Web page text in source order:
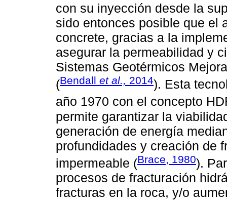
con su inyección desde la
sido entonces posible que el
concrete, gracias a la
asegurar la permeabilidad y
Sistemas Geotérmicos
(Bendall et al., 2014). Esta
año 1970 con el concepto
permite garantizar la
generación de energía
profundidades y creación de
impermeable (Brace, 1980).
procesos de fracturación
fracturas en la roca, y/o